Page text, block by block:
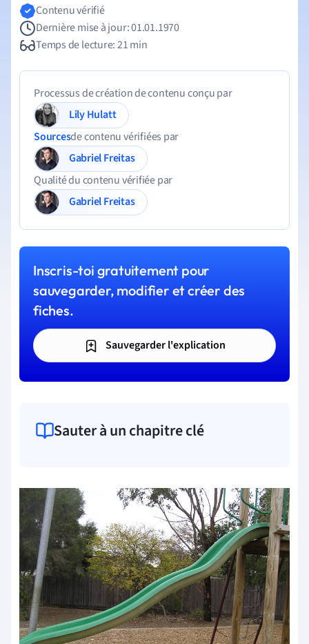
Contenu vérifié
Dernière mise à jour: 01.01.1970
Temps de lecture: 21 min
Processus de création de contenu conçu par
Lily Hulatt
Sourcesde contenu vérifiées par
Gabriel Freitas
Qualité du contenu vérifiée par
Gabriel Freitas
Inscris-toi gratuitement pour
sauvegarder, modifier et créer des
fiches.
Sauvegarder l'explication
Sauter à un chapitre clé